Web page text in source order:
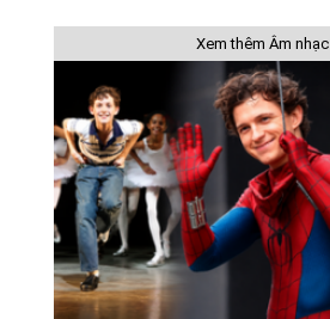
Xem thêm Âm nhạc